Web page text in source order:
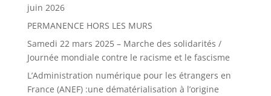
juin 2026
PERMANENCE HORS LES MURS
Samedi 22 mars 2025 – Marche des solidarités /
Journée mondiale contre le racisme et le fascisme
L’Administration numérique pour les étrangers en
France (ANEF) :une dématérialisation à l’origine